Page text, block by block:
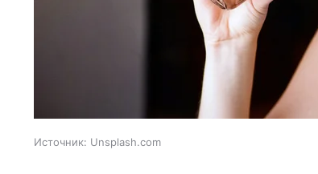
Источник: Unsplash.com